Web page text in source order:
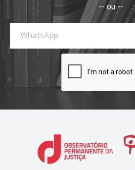
-- ou --
WhatsApp